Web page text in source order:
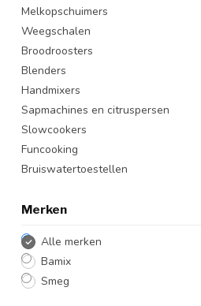
Melkopschuimers
Weegschalen
Broodroosters
Blenders
Handmixers
Sapmachines en citruspersen
Slowcookers
Funcooking
Bruiswatertoestellen
Merken
Alle merken
Bamix
Smeg